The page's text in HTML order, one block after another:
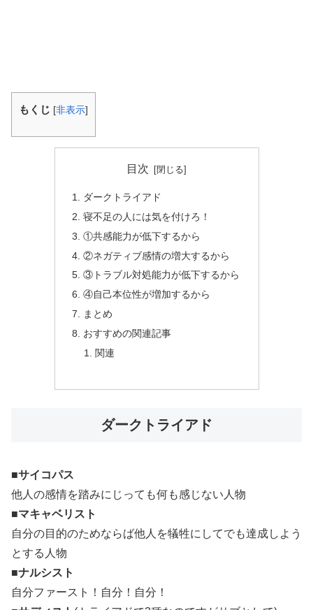
もくじ [非表示]
目次
ダークトライアド
寝不足の人には気を付けろ！
①共感能力が低下するから
②ネガティブ感情の増大するから
③トラブル対処能力が低下するから
④自己本位性が増加するから
まとめ
おすすめの関連記事
関連
ダークトライアド
■サイコパス
他人の感情を踏みにじっても何も感じない人物
■マキャベリスト
自分の目的のためならば他人を犠牲にしてでも達成しよう
とする人物
■ナルシスト
自分ファースト！自分！自分！